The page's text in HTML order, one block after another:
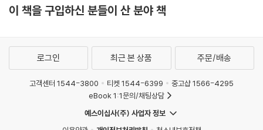
는 모든 이에게 이 책은 훌륭한 자료가 될 것이다.
쾨스텐베르거는 불필요한 학문 용어를 사용하지 않고 목회자와 평신도 독
자에게 가장 쉽게 전달되는 방식으로 이 작품을 썼다. 쾨스텐베르거는 사
도 요한이 네 번째 복음서의 저자임을 강력하고 설득력 있게 옹호한 후, 실
용적이면서도 교훈적인 방식으로 네 번째 복음서를 다룬다.
- 크레이그 S. 키너 (애즈버리 신학교 성경학 F. M. 톰슨 및 에이다 톰슨 석좌 교수)
이 책을 구입하신 분들이 산 분야 책
로그인 최근 본 상품 주문/배송
고객센터 1544-3800 티켓 1544-6399
중고샵 1566-4295
eBook 1:1문의/채팅상담
예스이십사(주) 사업자 정보